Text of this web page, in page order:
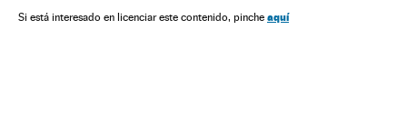
Si está interesado en licenciar este contenido, pinche aquí